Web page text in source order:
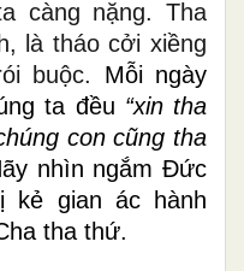
càng nặng. Tha
là tháo cởi xiềng
buộc. Mỗi ngày
ta đều “xin tha
con cũng tha
nhìn ngắm Đức
kẻ gian ác hành
tha thứ.